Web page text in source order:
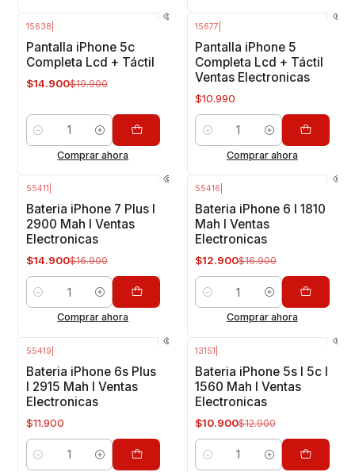
15638
Pantalla iPhone 5c
Completa Lcd + Táctil
$14.900$19.900
Cantidad
Comprar ahora
15677
Pantalla iPhone 5
Completa Lcd + Táctil
Ventas Electronicas
$10.990
Cantidad
Comprar ahora
55411
Bateria iPhone 7 Plus I
2900 Mah I Ventas
Electronicas
$14.900$16.900
Cantidad
Comprar ahora
55416
Bateria iPhone 6 I 1810
Mah I Ventas
Electronicas
$12.900$16.900
Cantidad
Comprar ahora
55419
Bateria iPhone 6s Plus
I 2915 Mah I Ventas
Electronicas
$11.900
Cantidad
13151
Bateria iPhone 5s I 5c I
1560 Mah I Ventas
Electronicas
$10.900$12.900
Cantidad